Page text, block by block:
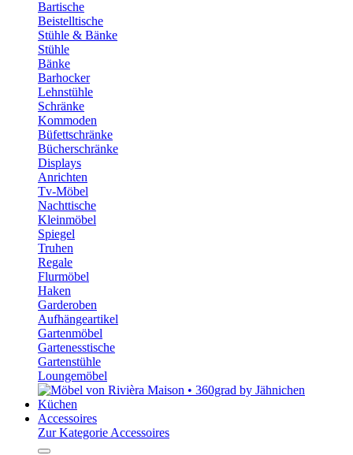
Bartische
Beistelltische
Stühle & Bänke
Stühle
Bänke
Barhocker
Lehnstühle
Schränke
Kommoden
Büfettschränke
Bücherschränke
Displays
Anrichten
Tv-Möbel
Nachttische
Kleinmöbel
Spiegel
Truhen
Regale
Flurmöbel
Haken
Garderoben
Aufhängeartikel
Gartenmöbel
Gartenesstische
Gartenstühle
Loungemöbel
Küchen
Accessoires
Zur Kategorie Accessoires